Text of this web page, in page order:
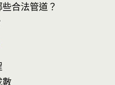
合法管道？
數